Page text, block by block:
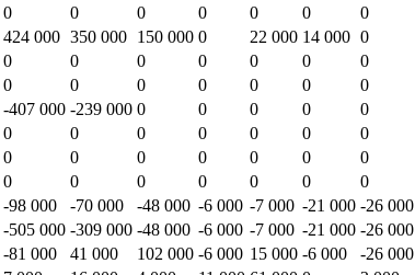
0 0 0 0 0 0 0
424 000 350 000 150 000 0 22 000 14 000 0
0 0 0 0 0 0 0
0 0 0 0 0 0 0
-407 000 -239 000 0 0 0 0 0
0 0 0 0 0 0 0
0 0 0 0 0 0 0
0 0 0 0 0 0 0
-98 000 -70 000 -48 000 -6 000 -7 000 -21 000 -26 000
-505 000 -309 000 -48 000 -6 000 -7 000 -21 000 -26 000
-81 000 41 000 102 000 -6 000 15 000 -6 000 -26 000